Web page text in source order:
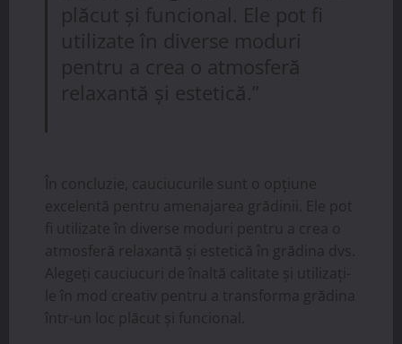
plăcut și funcional. Ele pot fi
utilizate în diverse moduri
pentru a crea o atmosferă
relaxantă și estetică.”
În concluzie, cauciucurile sunt o opțiune
excelentă pentru amenajarea grădinii. Ele pot
fi utilizate în diverse moduri pentru a crea o
atmosferă relaxantă și estetică în grădina dvs.
Alegeți cauciucuri de înaltă calitate și utilizați-
le în mod creativ pentru a transforma grădina
într-un loc plăcut și funcional.